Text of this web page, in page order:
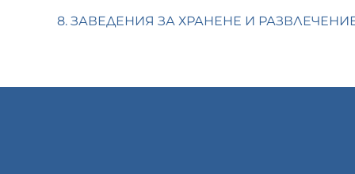
8. ЗАВЕДЕНИЯ ЗА ХРАНЕНЕ И